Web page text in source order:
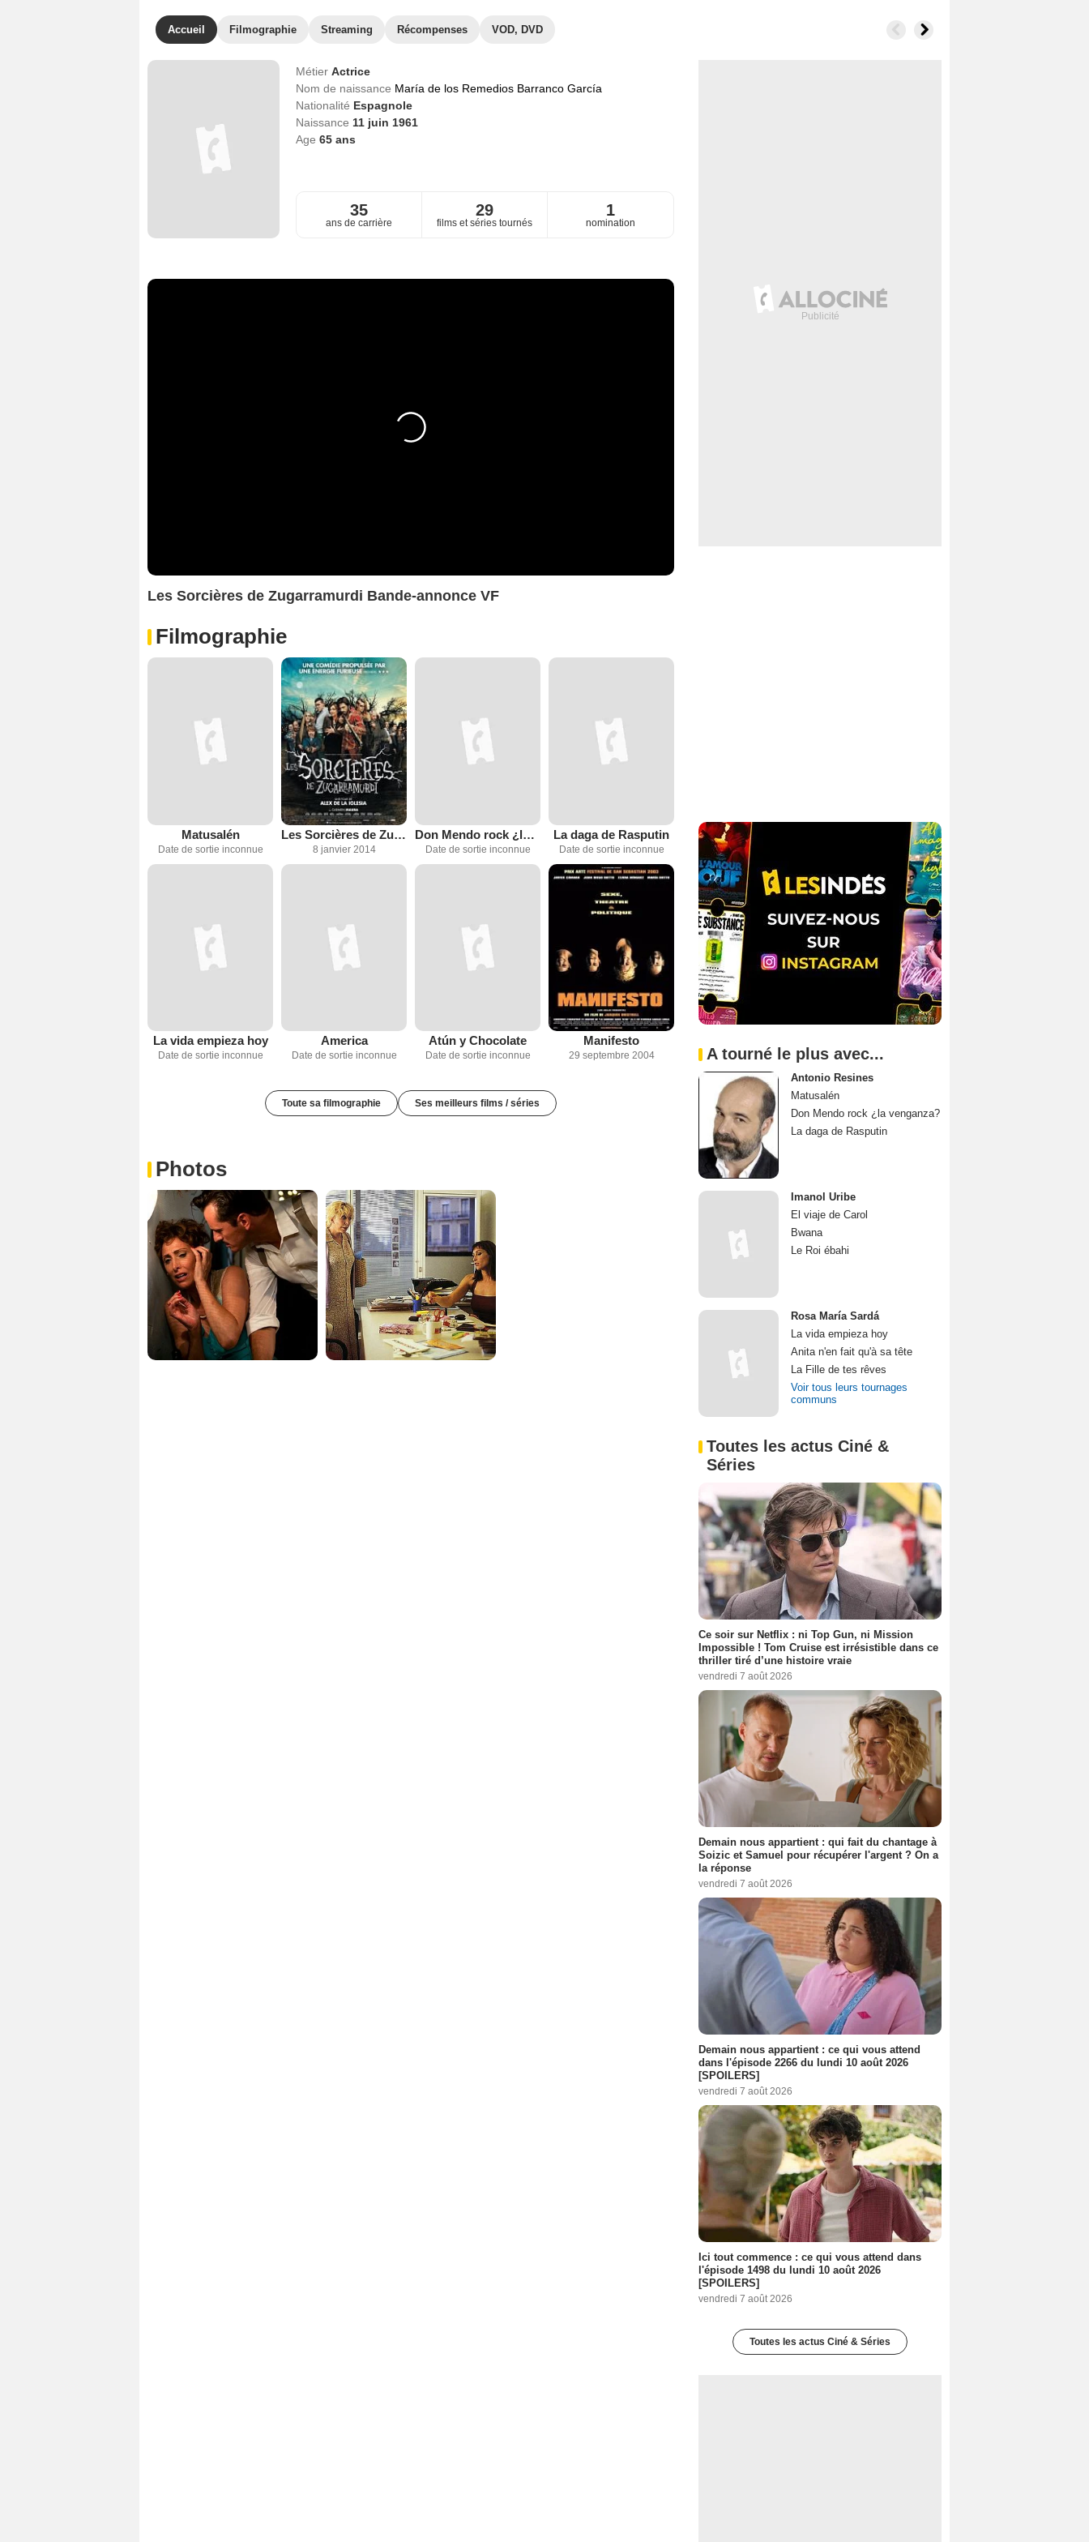
Accueil Filmographie Streaming Récompenses VOD, DVD
Métier Actrice
Nom de naissance María de los Remedios Barranco García
Nationalité Espagnole
Naissance 11 juin 1961
Age 65ans
35
ans de carrière
29
films et séries tournés
1
nomination
Les Sorcières de Zugarramurdi Bande-annonce VF
Filmographie
Matusalén
Date de sortie inconnue
Les Sorcières de Zugarramurdi
8 janvier 2014
Don Mendo rock ¿la venganza?
Date de sortie inconnue
La daga de Rasputin
Date de sortie inconnue
La vida empieza hoy
Date de sortie inconnue
America
Date de sortie inconnue
Atún y Chocolate
Date de sortie inconnue
Manifesto
29 septembre 2004
Toute sa filmographie Ses meilleurs films / séries
Photos
A tourné le plus avec...
Antonio Resines
Matusalén
Don Mendo rock ¿la venganza?
La daga de Rasputin
Imanol Uribe
El viaje de Carol
Bwana
Le Roi ébahi
Rosa María Sardá
La vida empieza hoy
Anita n'en fait qu'à sa tête
La Fille de tes rêves
Voir tous leurs tournages
communs
Toutes les actus Ciné &
Séries
Ce soir sur Netflix : ni Top Gun, ni Mission
Impossible ! Tom Cruise est irrésistible dans ce
thriller tiré d’une histoire vraie
vendredi 7 août 2026
Demain nous appartient : qui fait du chantage à
Soizic et Samuel pour récupérer l'argent ? On a
la réponse
vendredi 7 août 2026
Demain nous appartient : ce qui vous attend
dans l'épisode 2266 du lundi 10 août 2026
[SPOILERS]
vendredi 7 août 2026
Ici tout commence : ce qui vous attend dans
l'épisode 1498 du lundi 10 août 2026
[SPOILERS]
vendredi 7 août 2026
Toutes les actus Ciné & Séries